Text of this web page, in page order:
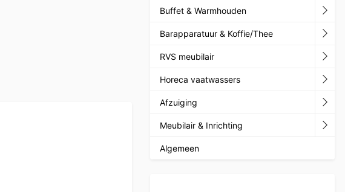
Buffet & Warmhouden
Barapparatuur & Koffie/Thee
RVS meubilair
Horeca vaatwassers
Afzuiging
Meubilair & Inrichting
Algemeen